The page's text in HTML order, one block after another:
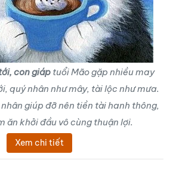
con giáptuổi Mão gặp nhiều may
quý nhân như mây, tài lộc như mưa.
giúp đỡ nên tiền tài hanh thông,
ăn khởi đầu vô cùng thuận lợi.
Xem chi tiết